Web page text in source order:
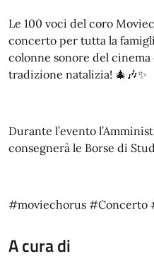
Le 100 voci del coro
concerto per tutta la
colonne sonore del
tradizione natalizia! 🎄🎶✨
Durante l’evento
consegnerà le Borse di
#moviechorus #Concerto
A cura di